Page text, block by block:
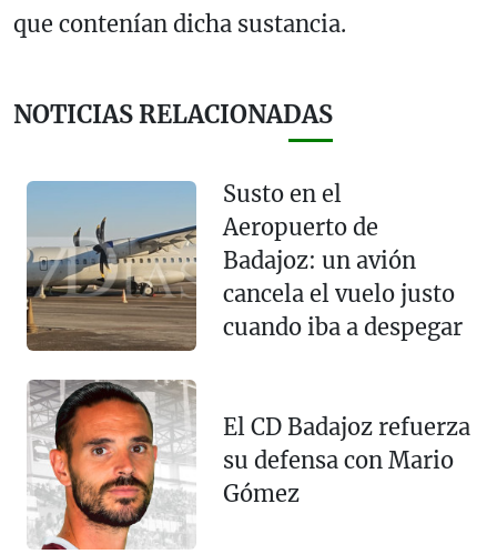
que contenían dicha sustancia.
NOTICIAS RELACIONADAS
Susto en el
Aeropuerto de
Badajoz: un avión
cancela el vuelo justo
cuando iba a despegar
El CD Badajoz refuerza
su defensa con Mario
Gómez